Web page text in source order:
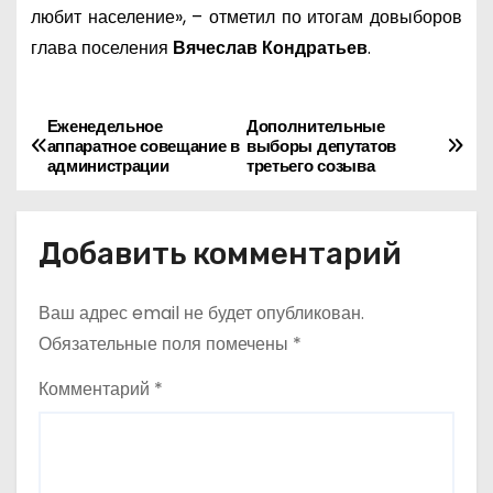
любит население», – отметил по итогам довыборов
глава поселения Вячеслав Кондратьев.
Н
а
в
и
г
Дополнительные
выборы депутатов
третьего созыва
Еженедельное
аппаратное совещание в
администрации
Добавить комментарий
Ваш адрес email не будет опубликован.
Обязательные поля помечены *
Комментарий *